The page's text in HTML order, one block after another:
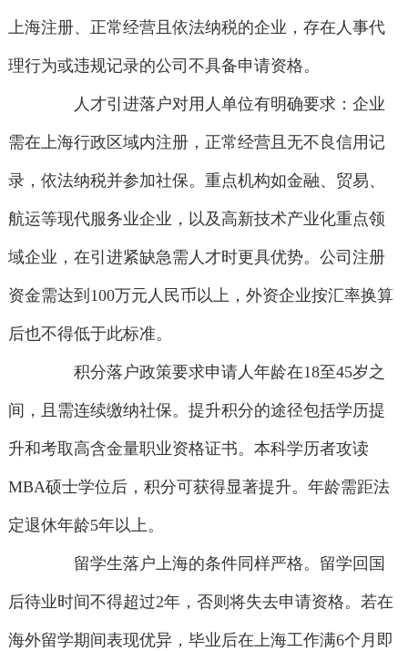
上海注册、正常经营且依法纳税的企业，存在人事代
理行为或违规记录的公司不具备申请资格。
人才引进落户对用人单位有明确要求：企业
需在上海行政区域内注册，正常经营且无不良信用记
录，依法纳税并参加社保。重点机构如金融、贸易、
航运等现代服务业企业，以及高新技术产业化重点领
域企业，在引进紧缺急需人才时更具优势。公司注册
资金需达到100万元人民币以上，外资企业按汇率换算
后也不得低于此标准。
积分落户政策要求申请人年龄在18至45岁之
间，且需连续缴纳社保。提升积分的途径包括学历提
升和考取高含金量职业资格证书。本科学历者攻读
MBA硕士学位后，积分可获得显著提升。年龄需距法
定退休年龄5年以上。
留学生落户上海的条件同样严格。留学回国
后待业时间不得超过2年，否则将失去申请资格。若在
海外留学期间表现优异，毕业后在上海工作满6个月即